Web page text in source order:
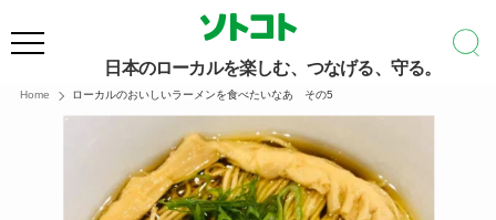
日本のローカルを楽しむ、つなげる、守る。
Home ローカルのおいしいラーメンを食べたいなあ その5